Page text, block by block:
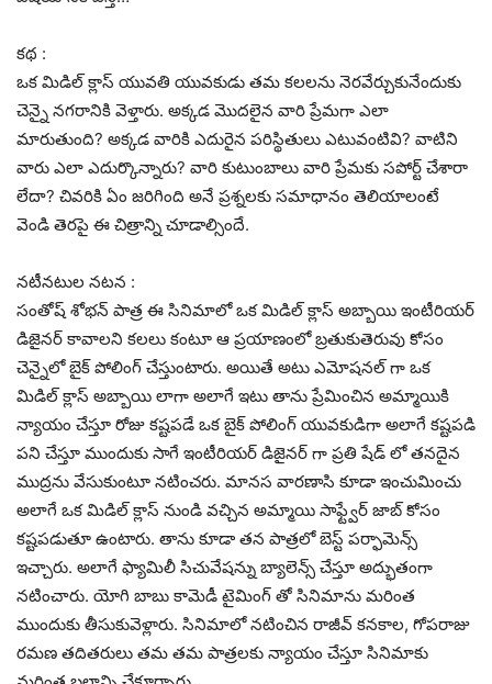
కథ :
ఒక మిడిల్ క్లాస్ యువతి యువకుడు తమ కలలను నెరవేర్చుకునేందుకు
చెన్నై నగరానికి వెళ్తారు. అక్కడ మొదలైన వారి ప్రేమగా ఎలా
మారుతుంది? అక్కడ వారికి ఎదురైన పరిస్థితులు ఎటువంటివి? వాటిని
వారు ఎలా ఎదుర్కొన్నారు? వారి కుటుంబాలు వారి ప్రేమకు సపోర్ట్ చేశారా
లేదా? చివరికి ఏం జరిగింది అనే ప్రశ్నలకు సమాధానం తెలియాలంటే
వెండి తెరపై ఈ చిత్రాన్ని చూడాల్సిందే.
నటీనటుల నటన :
సంతోష్ శోభన్ పాత్ర ఈ సినిమాలో ఒక మిడిల్ క్లాస్ అబ్బాయి ఇంటీరియర్
డిజైనర్ కావాలని కలలు కంటూ ఆ ప్రయాణంలో బ్రతుకుతెరువు కోసం
చెన్నైలో బైక్ పోలింగ్ చేస్తుంటారు. అయితే అటు ఎమోషనల్ గా ఒక
మిడిల్ క్లాస్ అబ్బాయి లాగా అలాగే ఇటు తాను ప్రేమించిన అమ్మాయికి
న్యాయం చేస్తూ రోజు కష్టపడే ఒక బైక్ పోలింగ్ యువకుడిగా అలాగే కష్టపడి
పని చేస్తూ ముందుకు సాగే ఇంటీరియర్ డిజైనర్ గా ప్రతి షేడ్ లో తనదైన
ముద్రను వేసుకుంటూ నటించరు. మానస వారణాసి కూడా ఇంచుమించు
అలాగే ఒక మిడిల్ క్లాస్ నుండి వచ్చిన అమ్మాయి సాఫ్ట్వేర్ జాబ్ కోసం
కష్టపడుతూ ఉంటారు. తాను కూడా తన పాత్రలో బెస్ట్ పర్ఫామెన్స్
ఇచ్చారు. అలాగే ఫ్యామిలీ సిచువేషన్ను బ్యాలెన్స్ చేస్తూ అద్భుతంగా
నటించారు. యోగి బాబు కామెడీ టైమింగ్ తో సినిమాను మరింత
ముందుకు తీసుకువెళ్లారు. సినిమాలో నటించిన రాజీవ్ కనకాల, గోపరాజు
రమణ తదితరులు తమ తమ పాత్రలకు న్యాయం చేస్తూ సినిమాకు